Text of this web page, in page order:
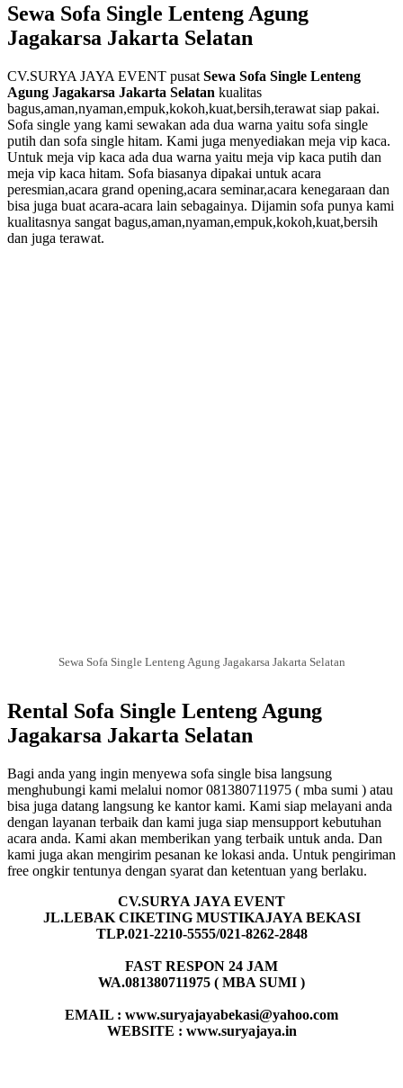
Sewa Sofa Single Lenteng Agung
Jagakarsa Jakarta Selatan
CV.SURYA JAYA EVENT pusat Sewa Sofa Single Lenteng
Agung Jagakarsa Jakarta Selatan kualitas
bagus,aman,nyaman,empuk,kokoh,kuat,bersih,terawat siap pakai.
Sofa single yang kami sewakan ada dua warna yaitu sofa single
putih dan sofa single hitam. Kami juga menyediakan meja vip kaca.
Untuk meja vip kaca ada dua warna yaitu meja vip kaca putih dan
meja vip kaca hitam. Sofa biasanya dipakai untuk acara
peresmian,acara grand opening,acara seminar,acara kenegaraan dan
bisa juga buat acara-acara lain sebagainya. Dijamin sofa punya kami
kualitasnya sangat bagus,aman,nyaman,empuk,kokoh,kuat,bersih
dan juga terawat.
Sewa Sofa Single Lenteng Agung Jagakarsa Jakarta Selatan
Rental Sofa Single Lenteng Agung
Jagakarsa Jakarta Selatan
Bagi anda yang ingin menyewa sofa single bisa langsung
menghubungi kami melalui nomor 081380711975 ( mba sumi ) atau
bisa juga datang langsung ke kantor kami. Kami siap melayani anda
dengan layanan terbaik dan kami juga siap mensupport kebutuhan
acara anda. Kami akan memberikan yang terbaik untuk anda. Dan
kami juga akan mengirim pesanan ke lokasi anda. Untuk pengiriman
free ongkir tentunya dengan syarat dan ketentuan yang berlaku.
CV.SURYA JAYA EVENT
JL.LEBAK CIKETING MUSTIKAJAYA BEKASI
TLP.021-2210-5555/021-8262-2848
FAST RESPON 24 JAM
WA.081380711975 ( MBA SUMI )
EMAIL : www.suryajayabekasi@yahoo.com
WEBSITE : www.suryajaya.in